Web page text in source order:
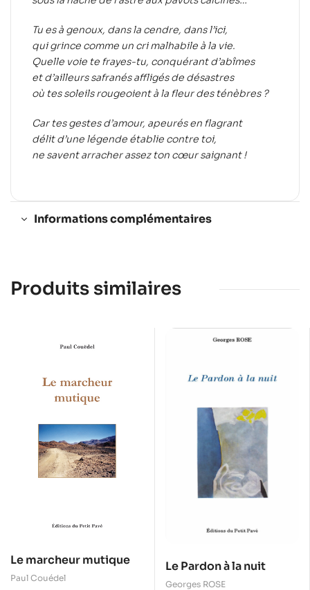
Tu es à genoux, dans la cendre, dans l’ici,
qui grince comme un cri malhabile à la vie.
Quelle voie te frayes-tu, conquérant d’abîmes
et d’ailleurs safranés affligés de désastres
où tes soleils rougeoient à la fleur des ténèbres ?
Car tes gestes d’amour, apeurés en flagrant
délit d’une légende établie contre toi,
ne savent arracher assez ton cœur saignant !
Informations complémentaires
Produits similaires
Le marcheur mutique
Paul Couédel
Le Pardon à la nuit
Georges ROSE